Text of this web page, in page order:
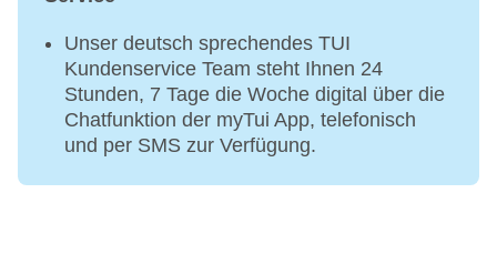
Unser deutsch sprechendes TUI
Kundenservice Team steht Ihnen 24
Stunden, 7 Tage die Woche digital über die
Chatfunktion der myTui App, telefonisch
und per SMS zur Verfügung.